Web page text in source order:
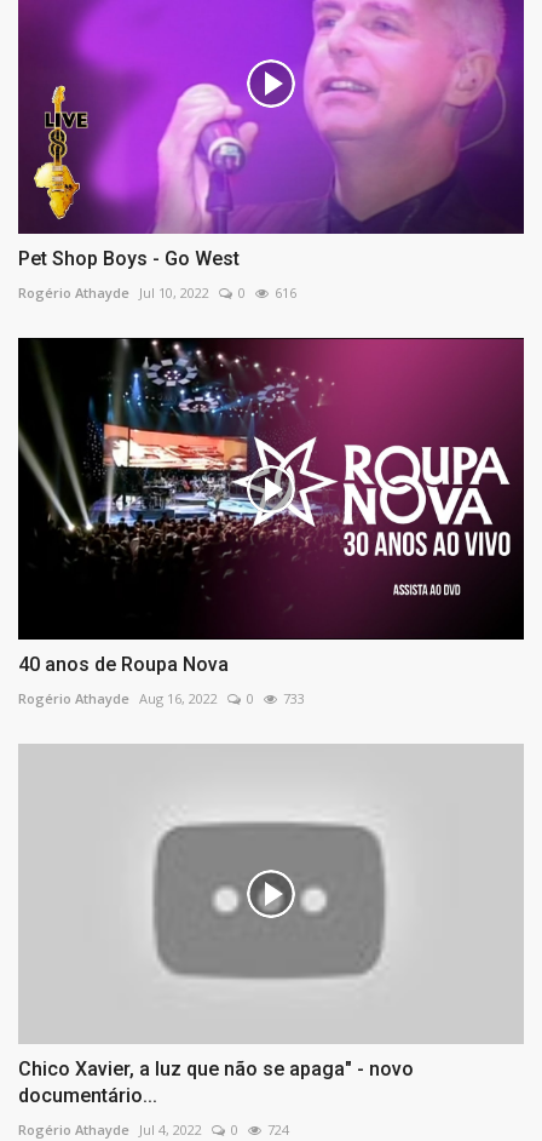
Pet Shop Boys - Go West
Rogério Athayde Jul 10, 2022 0 616
40 anos de Roupa Nova
Rogério Athayde Aug 16, 2022 0 733
Chico Xavier, a luz que não se apaga" - novo
documentário...
Rogério Athayde Jul 4, 2022 0 724